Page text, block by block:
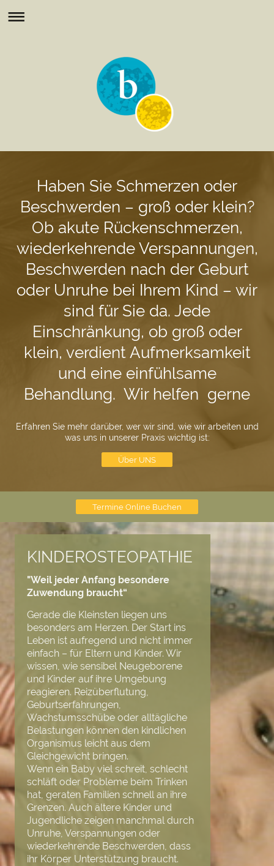
Haben Sie Schmerzen oder
Beschwerden – groß oder klein?
Ob akute Rückenschmerzen,
wiederkehrende Verspannungen,
Beschwerden nach der Geburt
oder Unruhe bei Ihrem Kind – wir
sind für Sie da. Jede
Einschränkung, ob groß oder
klein, verdient Aufmerksamkeit
und eine einfühlsame
Behandlung. Wir helfen gerne
Erfahren Sie mehr darüber, wer wir sind, wie wir arbeiten und
was uns in unserer Praxis wichtig ist:
Über UNS
Termine Online Buchen
KINDEROSTEOPATHIE
"Weil jeder Anfang besondere
Zuwendung braucht“
Gerade die Kleinsten liegen uns
besonders am Herzen. Der Start ins
Leben ist aufregend und nicht immer
einfach – für Eltern und Kinder. Wir
wissen, wie sensibel Neugeborene
und Kinder auf ihre Umgebung
reagieren. Reizüberflutung,
Geburtserfahrungen,
Wachstumsschübe oder alltägliche
Belastungen können den kindlichen
Organismus leicht aus dem
Gleichgewicht bringen.
Wenn ein Baby viel schreit, schlecht
schläft oder Probleme beim Trinken
hat, geraten Familien schnell an ihre
Grenzen. Auch ältere Kinder und
Jugendliche zeigen manchmal durch
Unruhe, Verspannungen oder
wiederkehrende Beschwerden, dass
ihr Körper Unterstützung braucht.